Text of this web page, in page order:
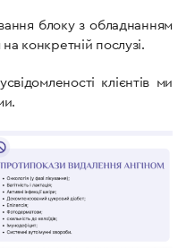
блоку з обладнанням
конкретній послузі.
клієнтів ми